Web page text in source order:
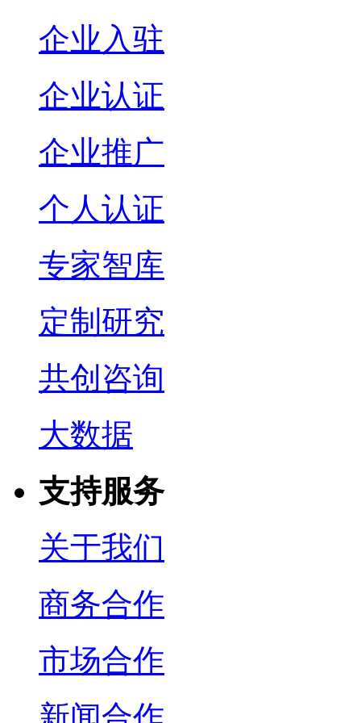
企业入驻
企业认证
企业推广
个人认证
专家智库
定制研究
共创咨询
大数据
支持服务
关于我们
商务合作
市场合作